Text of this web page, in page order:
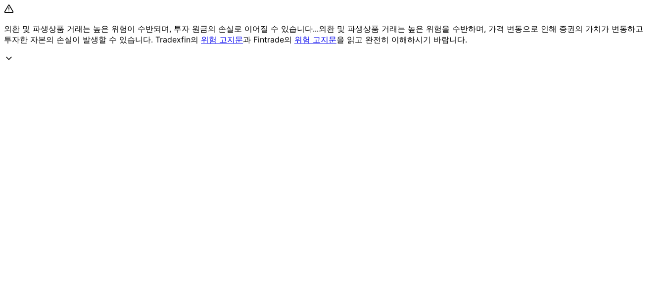
외환 및 파생상품 거래는 높은 위험이 수반되며, 투자 원금의 손실로 이어질 수 있습니다...외환 및 파생상품 거래는 높은 위험을 수반하며, 가격 변동으로 인해 증권의 가치가 변동하고
투자한 자본의 손실이 발생할 수 있습니다. Tradexfin의 위험 고지문과 Fintrade의 위험 고지문을 읽고 완전히 이해하시기 바랍니다.